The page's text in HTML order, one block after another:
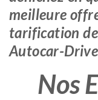
meilleure
tarification
Autocar-
Nos